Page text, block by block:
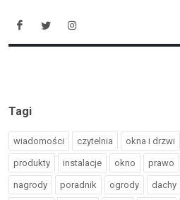
Tagi
wiadomości czytelnia okna i drzwi
produkty instalacje okno prawo
nagrody poradnik ogrody dachy